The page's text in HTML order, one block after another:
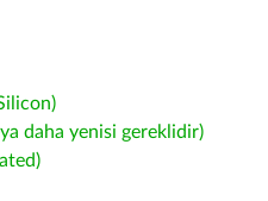
daha yenisi gereklidir)